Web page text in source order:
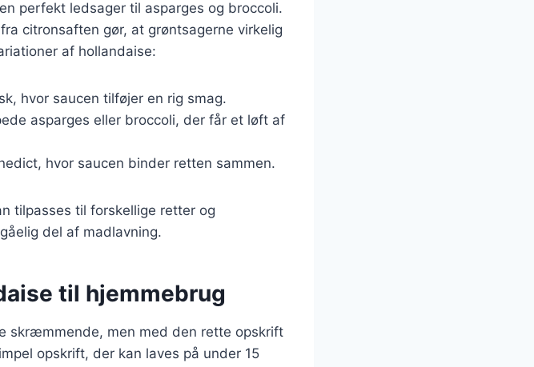
perfekt ledsager til asparges og broccoli.
citronsaften gør, at grøntsagerne virkelig
af hollandaise:
hvor saucen tilføjer en rig smag.
asparges eller broccoli, der får et løft af
hvor saucen binder retten sammen.
tilpasses til forskellige retter og
del af madlavning.
til hjemmebrug
skræmmende, men med den rette opskrift
opskrift, der kan laves på under 15